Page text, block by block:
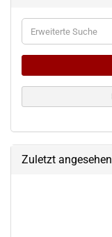
Erweiterte
Suche
Zuletzt angesehen